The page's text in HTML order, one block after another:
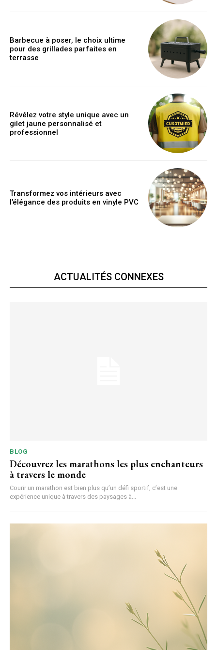
Barbecue à poser, le choix ultime
pour des grillades parfaites en
terrasse
Révélez votre style unique avec un
gilet jaune personnalisé et
professionnel
Transformez vos intérieurs avec
l’élégance des produits en vinyle PVC
ACTUALITÉS CONNEXES
BLOG
Découvrez les marathons les plus enchanteurs
à travers le monde
Courir un marathon est bien plus qu’un défi sportif, c’est une
expérience unique à travers des paysages à...